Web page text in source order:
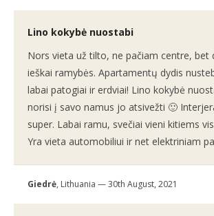
Lino kokybė nuostabi
Nors vieta už tilto, ne pačiam centre, bet
ieškai ramybės. Apartamentų dydis
labai patogiai ir erdviai! Lino kokybė
norisi į savo namus jo atsivežti 🙂
super. Labai ramu, svečiai vieni kitiems
Yra vieta automobiliui ir net elektriniam
Giedrė, Lithuania — 30th August, 2021